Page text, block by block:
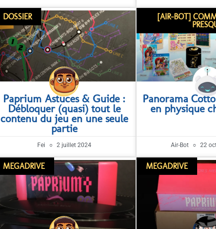
DOSSIER
Paprium Astuces & Guide :
Débloquer (quasi) tout le
contenu du jeu en une seule
partie
Fei 2 juillet 2024
[AIR-BOT]
Panorama
en physique
Air-Bot 22
MEGADRIVE MEGADRIVE